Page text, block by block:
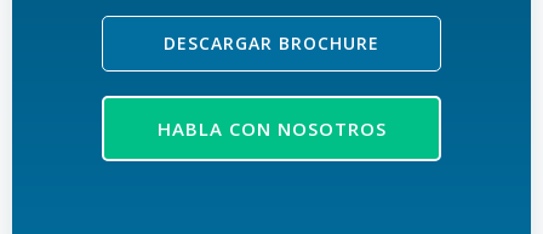
DESCARGAR BROCHURE
HABLA CON NOSOTROS